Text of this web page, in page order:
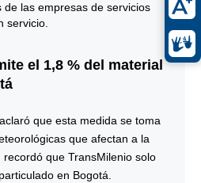
de las empresas de servicios
servicio.
el 1,8 % del material
que esta medida se toma
que afectan a la
que TransMilenio solo
en Bogotá.